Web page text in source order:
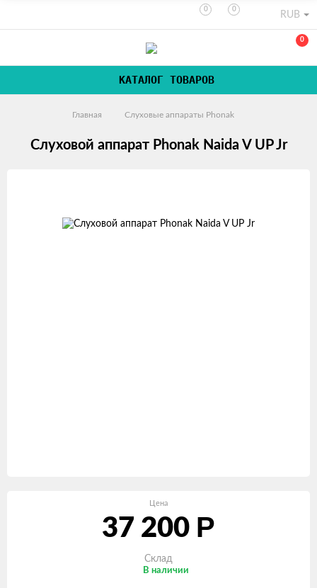
0 0
RUB
0
КАТАЛОГ ТОВАРОВ
Главная Слуховые аппараты Phonak
Слуховой аппарат Phonak Naida V UP Jr
Цена
37 200 Р
Склад
В наличии